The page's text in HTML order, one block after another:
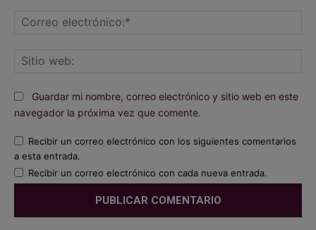
Guardar mi nombre, correo electrónico y sitio web en este
navegador la próxima vez que comente.
Recibir un correo electrónico con los siguientes comentarios
a esta entrada.
Recibir un correo electrónico con cada nueva entrada.